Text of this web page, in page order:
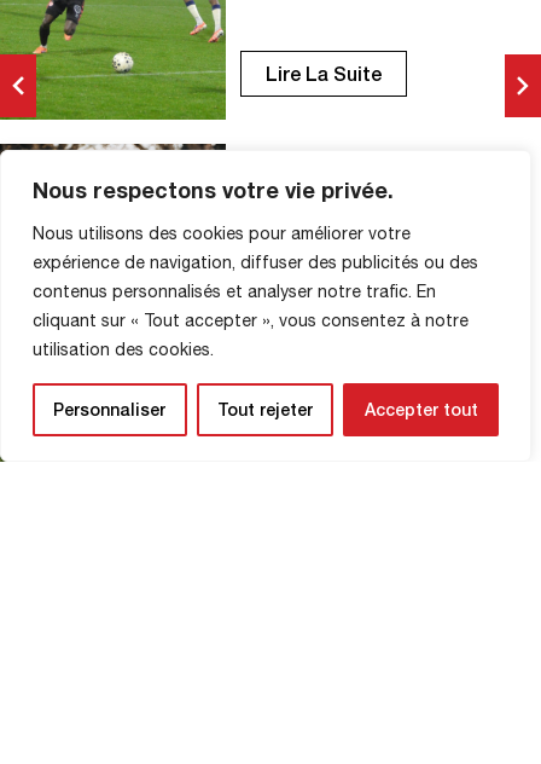
Nous respectons votre vie privée.
Nous utilisons des cookies pour améliorer votre
expérience de navigation, diffuser des publicités ou des
contenus personnalisés et analyser notre trafic. En
cliquant sur « Tout accepter », vous consentez à notre
utilisation des cookies.
Personnaliser Tout rejeter Accepter tout
Leclerc 69400 Villefranche-sur-Saône
Parking aux alentours Tarif : 5€ –
présent au stade ce soir […]
Lire La Suite
FC Villefranche vs FCR (2-1) :
PHOTOS DES MATCHS
4 Avril 2026
Lire La Suite